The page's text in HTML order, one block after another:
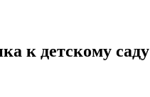
к детскому саду